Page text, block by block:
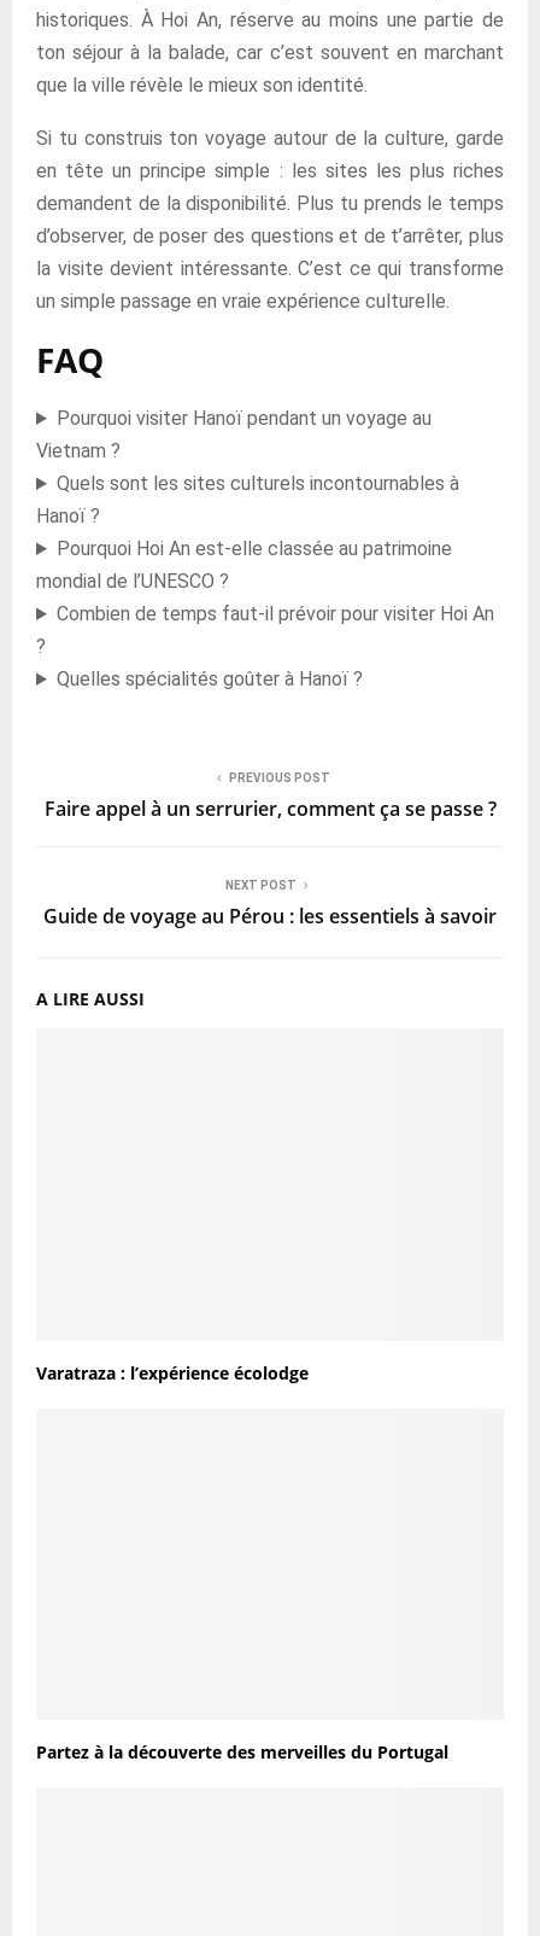
historiques. À Hoi An, réserve au moins une partie de
ton séjour à la balade, car c’est souvent en marchant
que la ville révèle le mieux son identité.
Si tu construis ton voyage autour de la culture, garde
en tête un principe simple : les sites les plus riches
demandent de la disponibilité. Plus tu prends le temps
d’observer, de poser des questions et de t’arrêter, plus
la visite devient intéressante. C’est ce qui transforme
un simple passage en vraie expérience culturelle.
FAQ
Pourquoi visiter Hanoï pendant un voyage au
Vietnam ?
Quels sont les sites culturels incontournables à
Hanoï ?
Pourquoi Hoi An est-elle classée au patrimoine
mondial de l’UNESCO ?
Combien de temps faut-il prévoir pour visiter Hoi An
?
Quelles spécialités goûter à Hanoï ?
PREVIOUS POST
Faire appel à un serrurier, comment ça se passe ?
NEXT POST
Guide de voyage au Pérou : les essentiels à savoir
A LIRE AUSSI
Varatraza : l’expérience écolodge
Partez à la découverte des merveilles du Portugal